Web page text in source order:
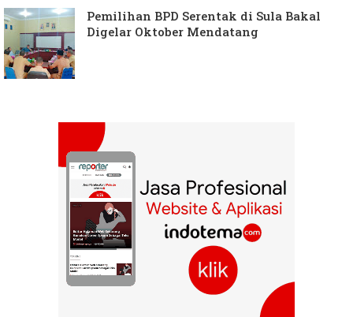
Pemilihan BPD Serentak di Sula Bakal
Digelar Oktober Mendatang